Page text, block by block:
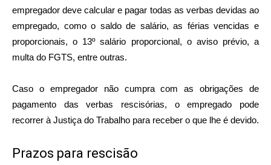
empregador deve calcular e pagar todas as verbas devidas ao
empregado, como o saldo de salário, as férias vencidas e
proporcionais, o 13º salário proporcional, o aviso prévio, a
multa do FGTS, entre outras.
Caso o empregador não cumpra com as obrigações de
pagamento das verbas rescisórias, o empregado pode
recorrer à Justiça do Trabalho para receber o que lhe é devido.
Prazos para rescisão